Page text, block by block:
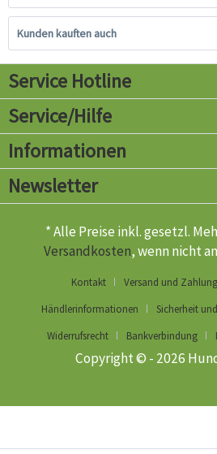
Kunden kauften auch
Service Hotline
Service/Hilfe
Informationen
Newsletter
* Alle Preise inkl. gesetzl.
Versandkosten, wenn nicht
Kontakt
Versand und
Händlerinformationen
Sicherheit
Widerrufsrecht
Bankverbindung
Copyright © - 2026